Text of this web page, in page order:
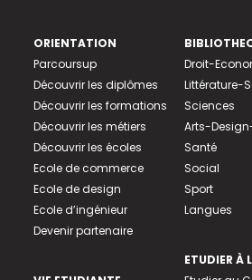
ORIENTATION
Parcoursup
Découvrir les diplômes
Découvrir les formations
Découvrir les métiers
Découvrir les écoles
Ecole de commerce
Ecole de design
Ecole d’ingénieur
Devenir partenaire
Droit-
Littérature-
Sciences
Arts-
Santé
Social
Sport
Langues
ETUDIER À